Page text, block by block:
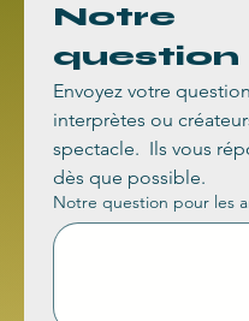
Notre
question
Envoyez votre
interprètes ou
spectacle.  Ils vous
dès que possible.
Notre question pour les